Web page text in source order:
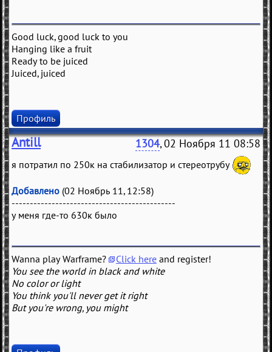
Good luck, good luck to you
Hanging like a fruit
Ready to be juiced
Juiced, juiced
Профиль
Antill 1304, 02 Ноября 11 08:58
я потратил по 250к на стабилизатор и стереотрубу
Добавлено (02 Ноябрь 11, 12:58)
---------------------------------------------
у меня где-то 630к было
Wanna play Warframe? Click here and register!
You see the world in black and white
No color or light
You think you'll never get it right
But you're wrong, you might